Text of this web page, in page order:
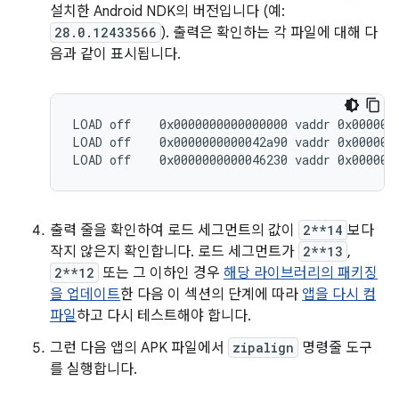
설치한 Android NDK의 버전입니다 (예:
28.0.12433566 ). 출력은 확인하는 각 파일에 대해 다
음과 같이 표시됩니다.
LOAD off    0x0000000000000000 vaddr
LOAD off    0x0000000000042a90 vaddr
출력 줄을 확인하여 로드 세그먼트의 값이 2**14 보다
작지 않은지 확인합니다. 로드 세그먼트가 2**13 ,
2**12 또는 그 이하인 경우 해당 라이브러리의 패키징
을 업데이트한 다음 이 섹션의 단계에 따라 앱을 다시 컴
파일하고 다시 테스트해야 합니다.
그런 다음 앱의 APK 파일에서
zipalign 명령줄 도구
를 실행합니다.